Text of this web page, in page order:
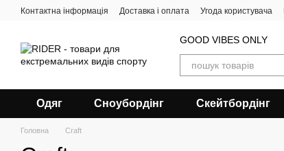
Перейти до основного контенту
Контактна інформація Доставка і оплата Угода користувача
GOOD VIBES ONLY
Одяг Сноубордiнг Скейтбордінг
Головна Craft